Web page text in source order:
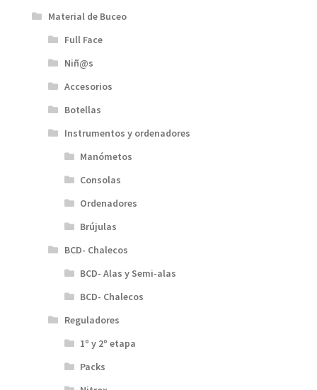
Material de Buceo
Full Face
Niñ@s
Accesorios
Botellas
Instrumentos y ordenadores
Manómetos
Consolas
Ordenadores
Brújulas
BCD- Chalecos
BCD- Alas y Semi-alas
BCD- Chalecos
Reguladores
1º y 2º etapa
Packs